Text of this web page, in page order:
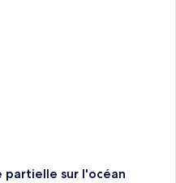
partielle sur l'océan